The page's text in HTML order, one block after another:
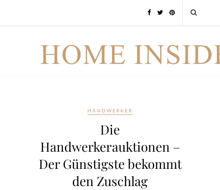
HANDWERKER
Die
Handwerkerauktionen –
Der Günstigste bekommt
den Zuschlag